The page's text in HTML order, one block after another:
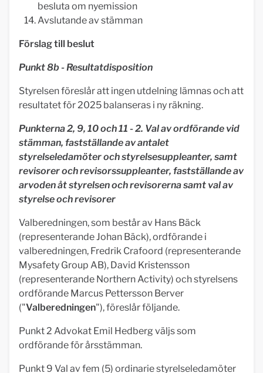
besluta om nyemission
Avslutande av stämman
Förslag till beslut
Punkt 8b - Resultatdisposition
Styrelsen föreslår att ingen utdelning lämnas och att
resultatet för 2025 balanseras i ny räkning.
Punkterna 2, 9, 10 och 11 - 2. Val av ordförande vid
stämman, fastställande av antalet
styrelseledamöter och styrelsesuppleanter, samt
revisorer och revisorssuppleanter, fastställande av
arvoden åt styrelsen och revisorerna samt val av
styrelse och revisorer
Valberedningen, som består av Hans Bäck
(representerande Johan Bäck), ordförande i
valberedningen, Fredrik Crafoord (representerande
Mysafety Group AB), David Kristensson
(representerande Northern Activity) och styrelsens
ordförande Marcus Pettersson Berver
("Valberedningen"), föreslår följande.
Punkt 2 Advokat Emil Hedberg väljs som
ordförande för årsstämman.
Punkt 9 Val av fem (5) ordinarie styrelseledamöter